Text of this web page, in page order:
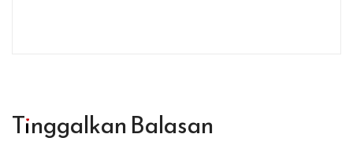
Tinggalkan Balasan